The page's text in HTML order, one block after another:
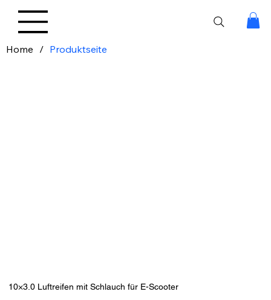
Home / Produktseite
10×3.0 Luftreifen mit Schlauch für E-Scooter